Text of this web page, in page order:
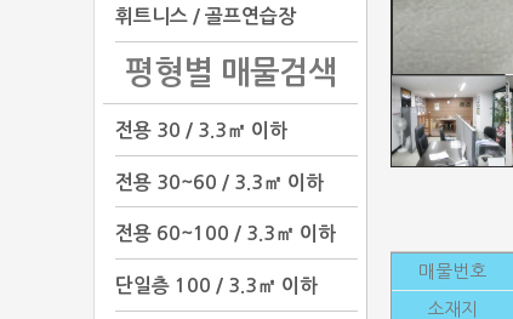
휘트니스 / 골프연습장
평형별 매물검색
전용 30 / 3.3㎡ 이하
전용 30~60 / 3.3㎡ 이하
전용 60~100 / 3.3㎡ 이하
단일층 100 / 3.3㎡ 이하
매물번호
소재지